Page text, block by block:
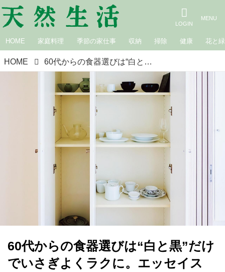
HOME 家庭料理 季節の家仕事 収納 掃除 健康 花と緑
HOME 60代からの食器選びは“白と黒”だけでいさぎよくラクに。エッセイスト・広瀬裕子さんがひとり暮らしで愛用する器と「小さな食器棚」を拝見
60代からの食器選びは“白と黒”だけ
でいさぎよくラクに。エッセイス